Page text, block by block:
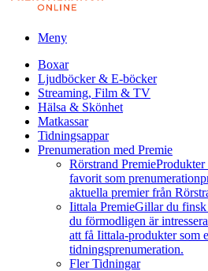
Meny
Boxar
Ljudböcker & E-böcker
Streaming, Film & TV
Hälsa & Skönhet
Matkassar
Tidningsappar
Prenumeration med Premie
Rörstrand PremieProdukter
favorit som
aktuella premier från
Iittala PremieGillar du finsk
du förmodligen är
att få Iittala-produkter som
tidningsprenumeration.
Fler Tidningar